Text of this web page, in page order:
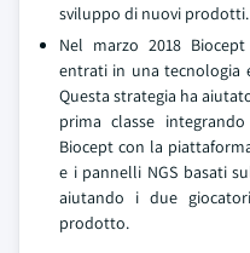
sviluppo di nuovi prodotti.
Nel marzo 2018
entrati in una tecnologia
Questa strategia ha
prima classe
Biocept con la
e i pannelli NGS basati
aiutando i due
prodotto.